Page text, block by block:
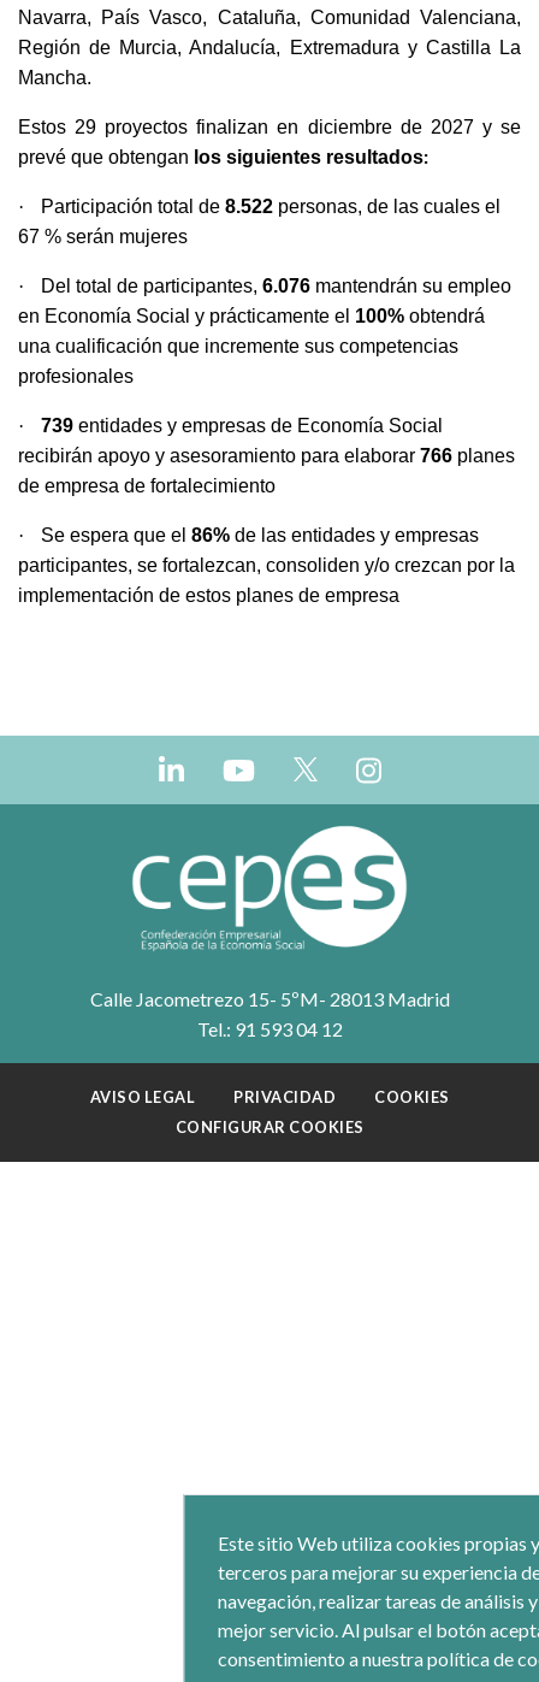
Navarra, País Vasco, Cataluña, Comunidad Valenciana,
Región de Murcia, Andalucía, Extremadura y Castilla La
Mancha.
Estos 29 proyectos finalizan en diciembre de 2027 y se
prevé que obtengan los siguientes resultados:
· Participación total de 8.522 personas, de las cuales el
67 % serán mujeres
· Del total de participantes, 6.076 mantendrán su empleo
en Economía Social y prácticamente el 100% obtendrá
una cualificación que incremente sus competencias
profesionales
· 739 entidades y empresas de Economía Social
recibirán apoyo y asesoramiento para elaborar 766 planes
de empresa de fortalecimiento
· Se espera que el 86% de las entidades y empresas
participantes, se fortalezcan, consoliden y/o crezcan por la
implementación de estos planes de empresa
Calle Jacometrezo 15- 5ºM- 28013 Madrid
Tel.: 91 593 04 12
AVISO LEGAL PRIVACIDAD
COOKIES
CONFIGURAR COOKIES
Este sitio Web utiliza cookies propias
terceros para mejorar su experiencia
navegación, realizar tareas de análisis
mejor servicio. Al pulsar el botón
consentimiento a nuestra política de